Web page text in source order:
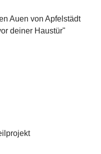
Auen von Apfelstädt
deiner Haustür"